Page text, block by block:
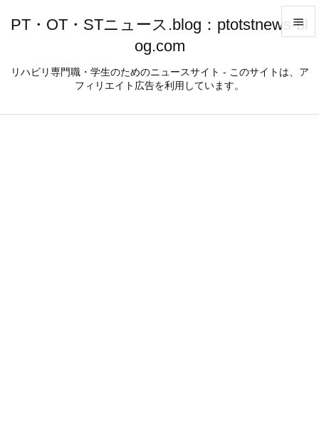
PT・OT・STニュース.blog：ptotstnews-bl
og.com
リハビリ専門職・学生のためのニュースサイト - このサイトは、ア
フィリエイト広告を利用しています。
